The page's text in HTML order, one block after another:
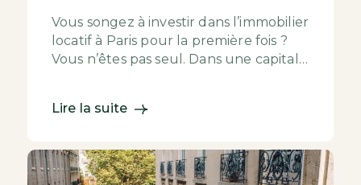
Vous songez à investir dans l’immobilier
locatif à Paris pour la première fois ?
Vous n’êtes pas seul. Dans une capitale
Lire la suite